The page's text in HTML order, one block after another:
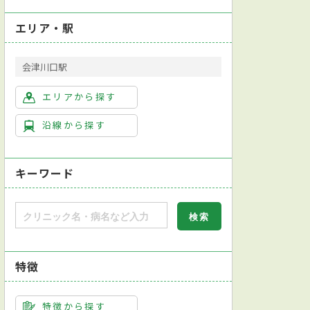
エリア・駅
会津川口駅
エリアから探す
沿線から探す
キーワード
特徴
特徴から探す